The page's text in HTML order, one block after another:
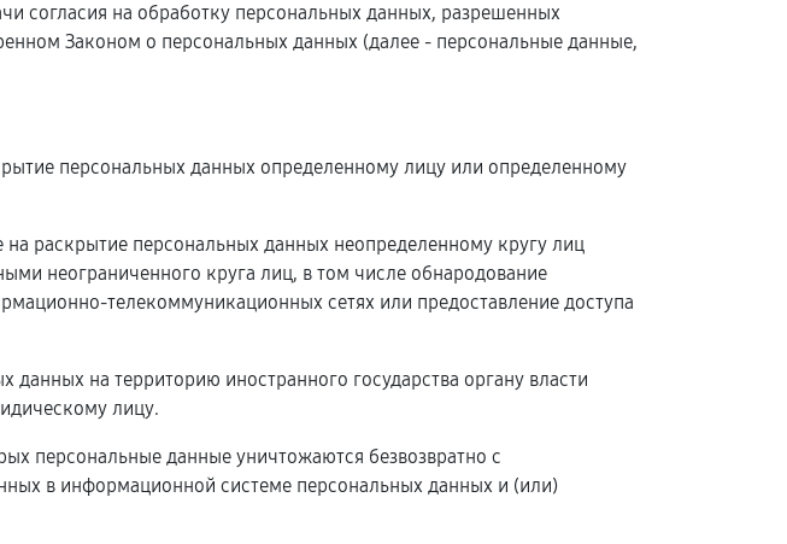
согласия на обработку персональных данных, разрешенных
Законом о персональных данных (далее - персональные данные,
персональных данных определенному лицу или определенному
раскрытие персональных данных неопределенному кругу лиц
неограниченного круга лиц, в том числе обнародование
телекоммуникационных сетях или предоставление доступа
на территорию иностранного государства органу власти
лицу.
персональные данные уничтожаются безвозвратно с
в информационной системе персональных данных и (или)